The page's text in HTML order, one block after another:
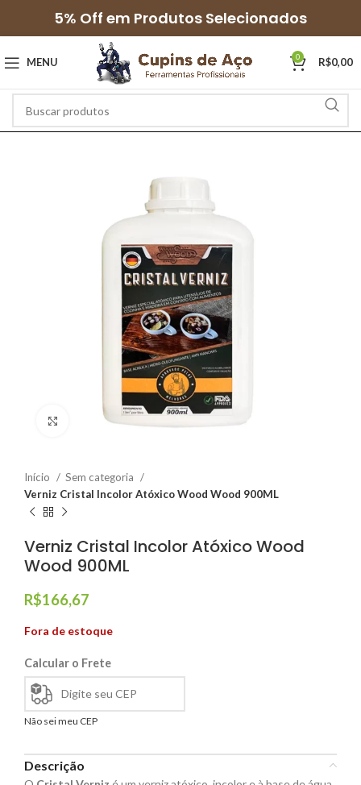
5% Off em Produtos Selecionados
MENU 0 R$0,00
Clique para ampliar
Início
Sem categoria
Verniz Cristal Incolor Atóxico Wood Wood 900ML
Verniz Cristal Incolor Atóxico Wood
Wood 900ML
R$166,67
Fora de estoque
Calcular o Frete
Não sei meu CEP
Descrição